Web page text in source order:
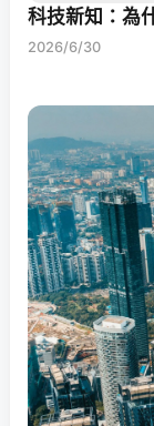
科技新知：為
2026/6/30